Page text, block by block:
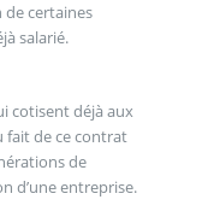
de certaines
salarié.
cotisent déjà aux
fait de ce contrat
de
d’une entreprise.